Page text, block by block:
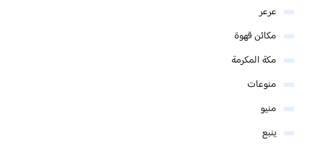
عرعر
مكائن قهوة
مكة المكرمة
منوعات
منيو
ينبع